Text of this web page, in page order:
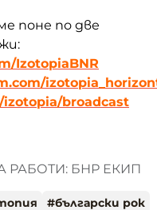
поне по две
IzotopiaBNR
broadcast
РАБОТИ: БНР ЕКИП
#български рок